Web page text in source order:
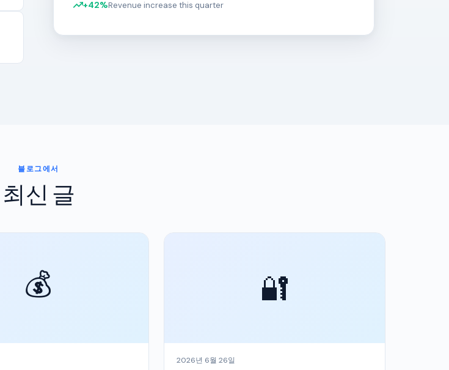
+42%Revenue increase this quarter
블로그에서
최신 글
💰 🔐
2026년 6월 26일